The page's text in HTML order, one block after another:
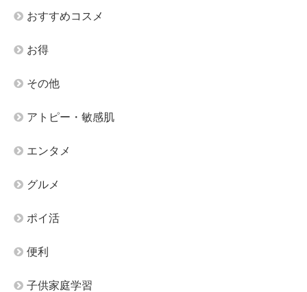
おすすめコスメ
お得
その他
アトピー・敏感肌
エンタメ
グルメ
ポイ活
便利
子供家庭学習